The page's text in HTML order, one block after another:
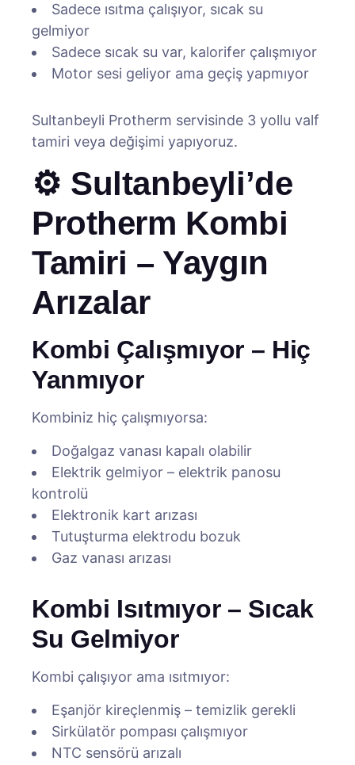
Sadece ısıtma çalışıyor, sıcak su
gelmiyor
Sadece sıcak su var, kalorifer çalışmıyor
Motor sesi geliyor ama geçiş yapmıyor
Sultanbeyli Protherm servisinde 3 yollu valf
tamiri veya değişimi yapıyoruz.
⚙️ Sultanbeyli’de
Protherm Kombi
Tamiri – Yaygın
Arızalar
Kombi Çalışmıyor – Hiç
Yanmıyor
Kombiniz hiç çalışmıyorsa:
Doğalgaz vanası kapalı olabilir
Elektrik gelmiyor – elektrik panosu
kontrolü
Elektronik kart arızası
Tutuşturma elektrodu bozuk
Gaz vanası arızası
Kombi Isıtmıyor – Sıcak
Su Gelmiyor
Kombi çalışıyor ama ısıtmıyor:
Eşanjör kireçlenmiş – temizlik gerekli
Sirkülatör pompası çalışmıyor
NTC sensörü arızalı